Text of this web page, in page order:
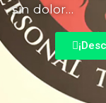
sin dolor…